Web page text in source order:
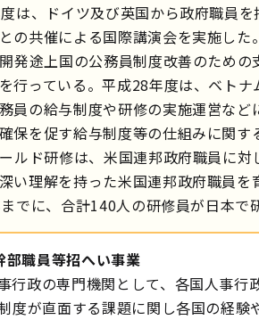
は、ドイツ及び英国から政府職員
の共催による国際講演会を実施した。
途上国の公務員制度改善のための
行っている。平成28年度は、ベト
員の給与制度や研修の実施運営な
保を促す給与制度等の仕組みに関す
ド研修は、米国連邦政府職員に対
い理解を持った米国連邦政府職員
でに、合計140人の研修員が日本で
部職員等招へい事業
行政の専門機関として、各国人事行
度が直面する課題に関し各国の経